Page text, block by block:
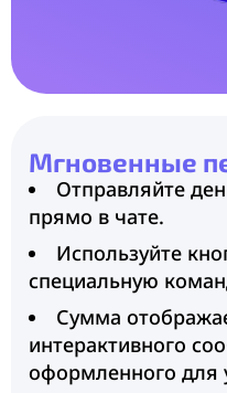
Мгновенные
Отправляйте
прямо в чате.
Используйте
специальную
Сумма
интерактивного
оформленного для